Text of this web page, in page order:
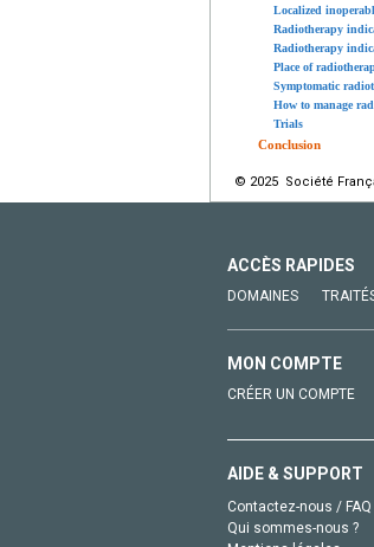
Localized
Radiotherapy
Radiotherapy
Place of
Symptomatic
How to manage
Trials
Conclusion
© 2025 Société
ACCÈS RAPIDES
DOMAINES
MON COMPTE
CRÉER UN COMPTE
AIDE & SUPPORT
Contactez-nous / FAQ
Qui sommes-nous ?